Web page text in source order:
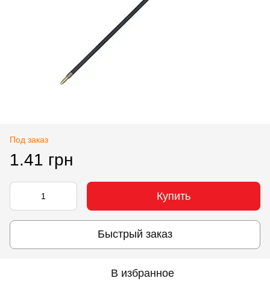
Под заказ
1.41 грн
Купить
Быстрый заказ
В избранное